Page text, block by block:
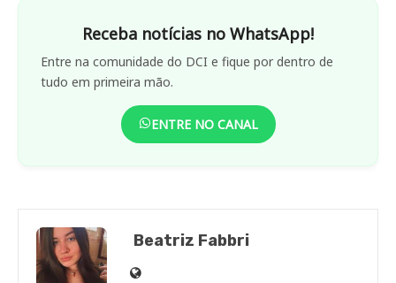
Receba notícias no WhatsApp!
Entre na comunidade do DCI e fique por dentro de
tudo em primeira mão.
ENTRE NO CANAL
Beatriz Fabbri
Site